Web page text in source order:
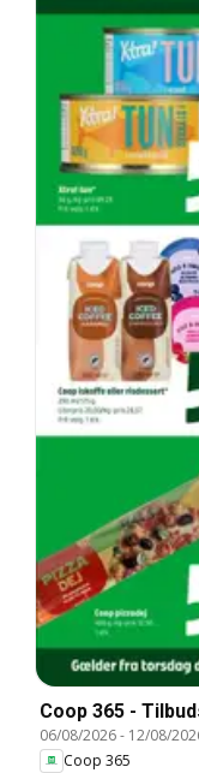
Coop 365 -
06/08/2026- 12/08/
Coop 365